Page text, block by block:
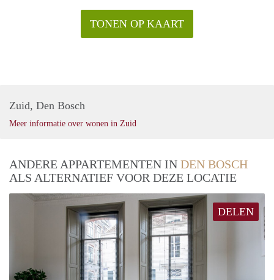
TONEN OP KAART
Zuid, Den Bosch
Meer informatie over wonen in Zuid
ANDERE APPARTEMENTEN IN DEN BOSCH
ALS ALTERNATIEF VOOR DEZE LOCATIE
DELEN